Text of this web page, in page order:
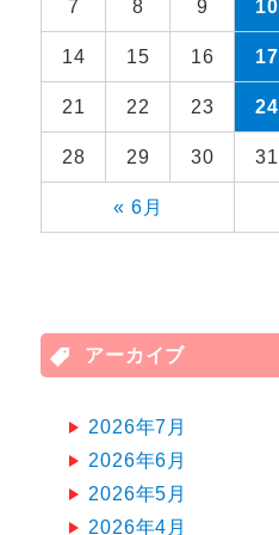
« 6月
7 8 9 10
14 15 16 17
21 22 23 24
28 29 30 31
アーカイブ
2026年7月
2026年6月
2026年5月
2026年4月